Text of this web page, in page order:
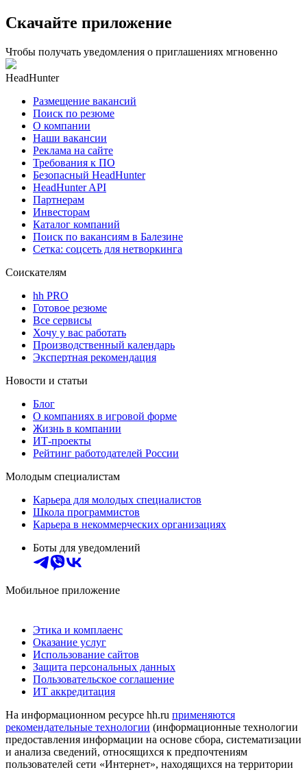
Скачайте приложение
Чтобы получать уведомления о приглашениях мгновенно
HeadHunter
Размещение вакансий
Поиск по резюме
О компании
Наши вакансии
Реклама на сайте
Требования к ПО
Безопасный HeadHunter
HeadHunter API
Партнерам
Инвесторам
Каталог компаний
Поиск по вакансиям в Балезине
Сетка: соцсеть для нетворкинга
Соискателям
hh PRO
Готовое резюме
Все сервисы
Хочу у вас работать
Производственный календарь
Экспертная рекомендация
Новости и статьи
Блог
О компаниях в игровой форме
Жизнь в компании
ИТ-проекты
Рейтинг работодателей России
Молодым специалистам
Карьера для молодых специалистов
Школа программистов
Карьера в некоммерческих организациях
Боты для уведомлений
Мобильное приложение
Этика и комплаенс
Оказание услуг
Использование сайтов
Защита персональных данных
Пользовательское соглашение
ИТ аккредитация
На информационном ресурсе hh.ru применяются
рекомендательные технологии (информационные технологии
предоставления информации на основе сбора, систематизации
и анализа сведений, относящихся к предпочтениям
пользователей сети «Интернет», находящихся на территории